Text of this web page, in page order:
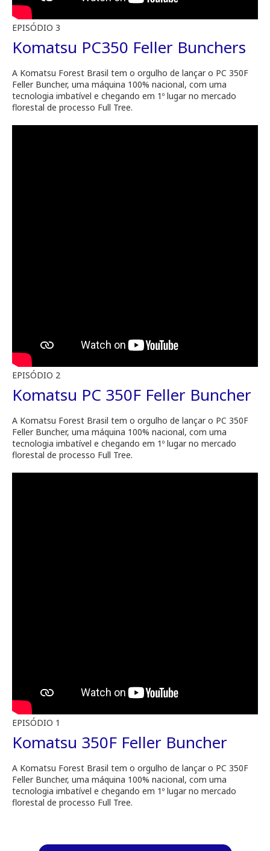
EPISÓDIO 3
Komatsu PC350 Feller Bunchers
A Komatsu Forest Brasil tem o orgulho de lançar o PC 350F
Feller Buncher, uma máquina 100% nacional, com uma
tecnologia imbatível e chegando em 1º lugar no mercado
florestal de processo Full Tree.
EPISÓDIO 2
Komatsu PC 350F Feller Buncher
A Komatsu Forest Brasil tem o orgulho de lançar o PC 350F
Feller Buncher, uma máquina 100% nacional, com uma
tecnologia imbatível e chegando em 1º lugar no mercado
florestal de processo Full Tree.
EPISÓDIO 1
Komatsu 350F Feller Buncher
A Komatsu Forest Brasil tem o orgulho de lançar o PC 350F
Feller Buncher, uma máquina 100% nacional, com uma
tecnologia imbatível e chegando em 1º lugar no mercado
florestal de processo Full Tree.